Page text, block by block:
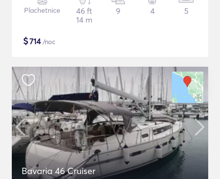
Plachetnice
46 ft
14 m
9 4 5
$714/noc
Bavaria 46 Cruiser